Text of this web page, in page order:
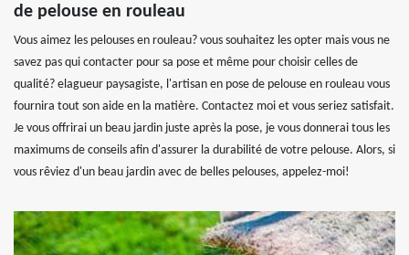
de pelouse en rouleau
Vous aimez les pelouses en rouleau? vous souhaitez les opter mais vous ne
savez pas qui contacter pour sa pose et même pour choisir celles de
qualité? elagueur paysagiste, l'artisan en pose de pelouse en rouleau vous
fournira tout son aide en la matière. Contactez moi et vous seriez satisfait.
Je vous offrirai un beau jardin juste après la pose, je vous donnerai tous les
maximums de conseils afin d'assurer la durabilité de votre pelouse. Alors, si
vous rêviez d'un beau jardin avec de belles pelouses, appelez-moi!